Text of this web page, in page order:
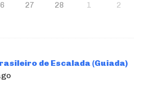
27 28 1 2
de Escalada (Guiada)